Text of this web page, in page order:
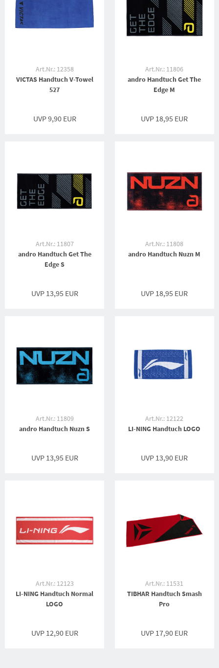
Art.Nr.: 12358
VICTAS Handtuch V-Towel
527
UVP 9,90 EUR
Art.Nr.: 11806
andro Handtuch Get The
Edge M
UVP 18,95 EUR
Art.Nr.: 11807
andro Handtuch Get The
Edge S
UVP 13,95 EUR
Art.Nr.: 11808
andro Handtuch Nuzn M
UVP 18,95 EUR
Art.Nr.: 11809
andro Handtuch Nuzn S
UVP 13,95 EUR
Art.Nr.: 12122
LI-NING Handtuch LOGO
UVP 13,90 EUR
Art.Nr.: 12123
LI-NING Handtuch Normal
LOGO
UVP 12,90 EUR
Art.Nr.: 11531
TIBHAR Handtuch Smash
Pro
UVP 17,90 EUR